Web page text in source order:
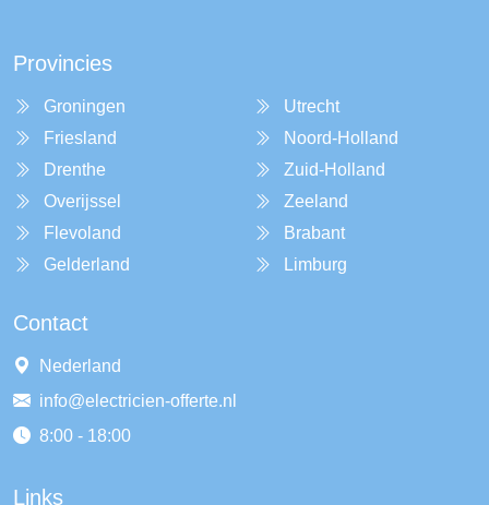
Provincies
Groningen
Friesland
Drenthe
Overijssel
Flevoland
Gelderland
Utrecht
Noord-Holland
Zuid-Holland
Zeeland
Brabant
Limburg
Contact
Nederland
info@electricien-offerte.nl
8:00 - 18:00
Links